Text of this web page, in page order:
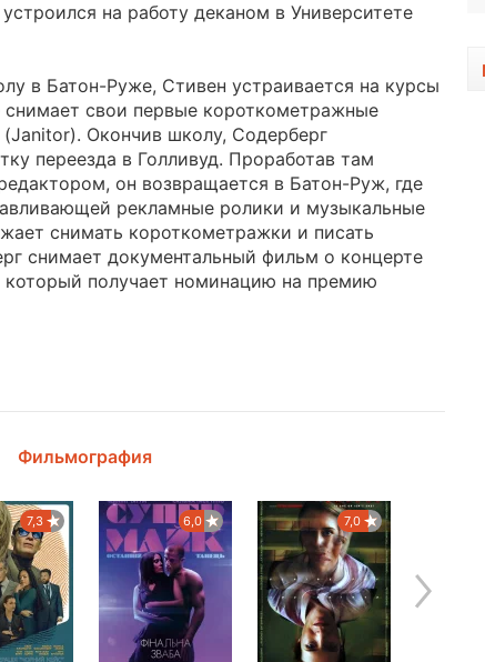
на работу деканом в Университете
в Батон-Руже, Стивен устраивается на курсы
снимает свои первые короткометражные
Окончив школу, Содерберг
переезда в Голливуд. Проработав там
он возвращается в Батон-Руж, где
рекламные ролики и музыкальные
снимать короткометражки и писать
снимает документальный фильм о концерте
который получает номинацию на премию
Фильмография
7,3 6,0 7,0